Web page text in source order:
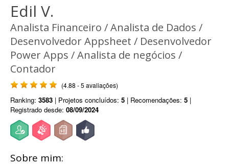
Edil V.
Analista Financeiro / Analista de Dados /
Desenvolvedor Appsheet / Desenvolvedor
Power Apps / Analista de negócios /
Contador
(4.88 - 5 avaliações)
Ranking: 3583 | Projetos concluídos: 5 | Recomendações: 5 |
Registrado desde: 08/09/2024
Sobre mim: